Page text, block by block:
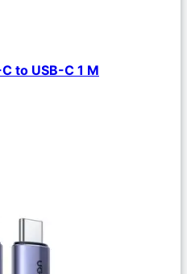
to USB-C 1 M